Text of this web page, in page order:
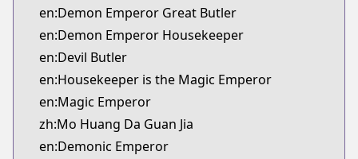
en:Demon Emperor Great Butler
en:Demon Emperor Housekeeper
en:Devil Butler
en:Housekeeper is the Magic Emperor
en:Magic Emperor
zh:Mo Huang Da Guan Jia
en:Demonic Emperor